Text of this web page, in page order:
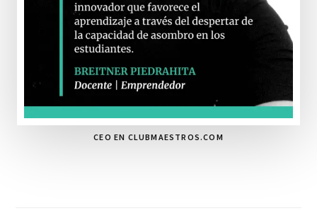
CEO EN CLUBMAESTROS.COM